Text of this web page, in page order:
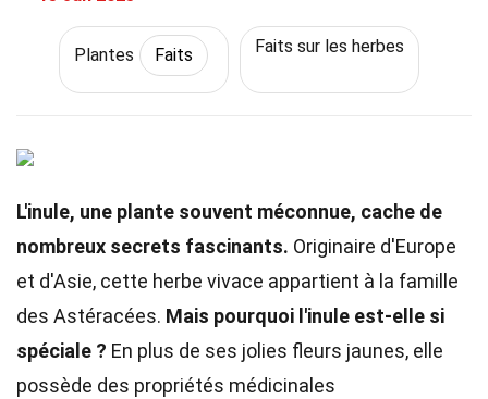
Plantes Faits Faits sur les herbes
L'inule, une plante souvent méconnue, cache de
nombreux secrets fascinants. Originaire d'Europe
et d'Asie, cette herbe vivace appartient à la famille
des Astéracées. Mais pourquoi l'inule est-elle si
spéciale ? En plus de ses jolies fleurs jaunes, elle
possède des propriétés médicinales